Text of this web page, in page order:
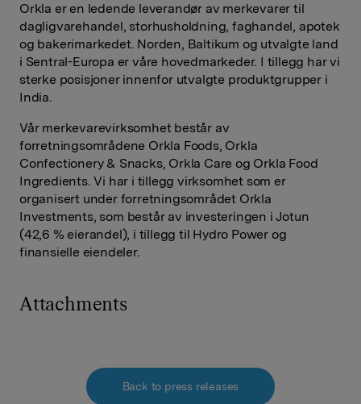
Orkla er en ledende leverandør av merkevarer til
dagligvarehandel, storhusholdning, faghandel, apotek
og bakerimarkedet. Norden, Baltikum og utvalgte land
i Sentral-Europa er våre hovedmarkeder. I tillegg har vi
sterke posisjoner innenfor utvalgte produktgrupper i
India.
Vår merkevarevirksomhet består av
forretningsområdene Orkla Foods, Orkla
Confectionery & Snacks, Orkla Care og Orkla Food
Ingredients. Vi har i tillegg virksomhet som er
organisert under forretningsområdet Orkla
Investments, som består av investeringen i Jotun
(42,6 % eierandel), i tillegg til Hydro Power og
finansielle eiendeler.
Attachments
Back to press releases